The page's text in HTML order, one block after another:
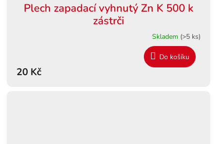
Plech zapadací vyhnutý Zn K 500 k
zástrči
Skladem (>5 ks)
20 Kč
Do košíku